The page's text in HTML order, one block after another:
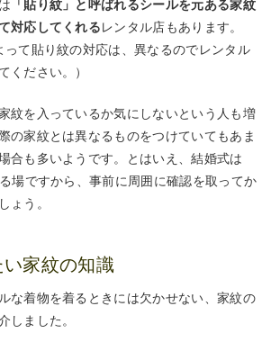
「貼り紋」と呼ばれるシールを元ある家紋
対応してくれるレンタル店もあります。
って貼り紋の対応は、異なるのでレンタル
ください。）
紋を入っているか気にしないという人も増
の家紋とは異なるものをつけていてもあま
合も多いようです。とはいえ、結婚式は
場ですから、事前に周囲に確認を取ってか
ょう。
家紋の知識
な着物を着るときには欠かせない、家紋の
しました。